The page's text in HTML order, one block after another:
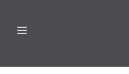
contenu
Menu